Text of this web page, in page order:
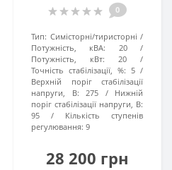
0
Тип: Симісторні/тиристорні
Потужність, кВА:
20
Потужність, кВт:
20
Точність стабілізації, %: 5
Верхній поріг стабілізації
напруги, В:
275
Нижній
поріг стабілізації напруги, В:
95
Кількість ступенів
регулювання: 9
28 200 грн